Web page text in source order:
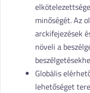
minőségét. Az
arckifejezések
növeli a
Globális
lehetőséget